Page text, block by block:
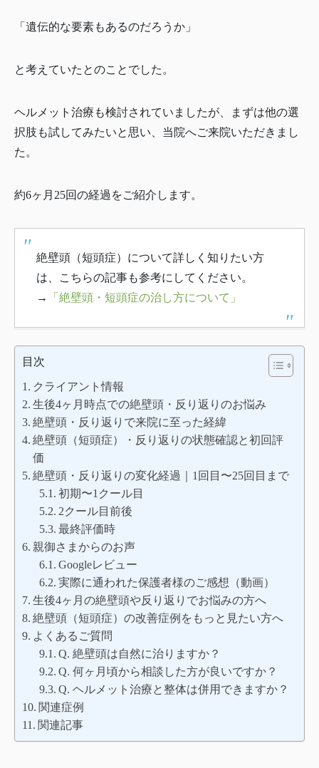
「遺伝的な要素もあるのだろうか」
と考えていたとのことでした。
ヘルメット治療も検討されていましたが、まずは他の選
択肢も試してみたいと思い、当院へご来院いただきまし
た。
約6ヶ月25回の経過をご紹介します。
絶壁頭（短頭症）について詳しく知りたい方
は、こちらの記事も参考にしてください。
→
「絶壁頭・短頭症の治し方について」
目次
クライアント情報
生後4ヶ月時点での絶壁頭・反り返りのお悩み
絶壁頭・反り返りで来院に至った経緯
絶壁頭（短頭症）・反り返りの状態確認と初回評
価
絶壁頭・反り返りの変化経過｜1回目〜25回目まで
初期〜1クール目
2クール目前後
最終評価時
親御さまからのお声
Googleレビュー
実際に通われた保護者様のご感想（動画）
生後4ヶ月の絶壁頭や反り返りでお悩みの方へ
絶壁頭（短頭症）の改善症例をもっと見たい方へ
よくあるご質問
Q. 絶壁頭は自然に治りますか？
Q. 何ヶ月頃から相談した方が良いですか？
Q. ヘルメット治療と整体は併用できますか？
関連症例
関連記事